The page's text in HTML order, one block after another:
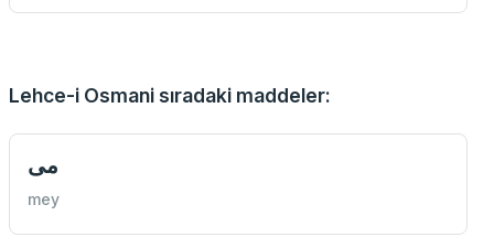
Lehce-i Osmani sıradaki maddeler:
می
mey